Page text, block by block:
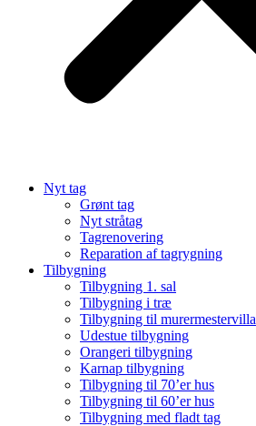
Nyt tag
Grønt tag
Nyt stråtag
Tagrenovering
Reparation af tagrygning
Tilbygning
Tilbygning 1. sal
Tilbygning i træ
Tilbygning til murermestervilla
Udestue tilbygning
Orangeri tilbygning
Karnap tilbygning
Tilbygning til 70’er hus
Tilbygning til 60’er hus
Tilbygning med fladt tag